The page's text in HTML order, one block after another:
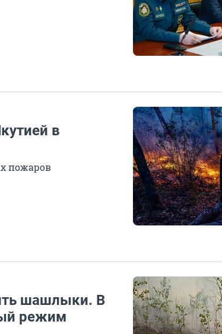
в
пожаров
шашлыки. В
режим